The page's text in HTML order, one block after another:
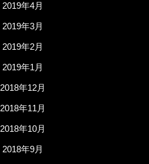
2019年4月
2019年3月
2019年2月
2019年1月
2018年12月
2018年11月
2018年10月
2018年9月